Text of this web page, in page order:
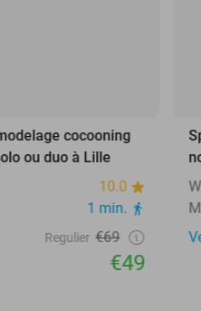
cocooning
ou duo à Lille
10.0
1 min.
Regulier €69
€49